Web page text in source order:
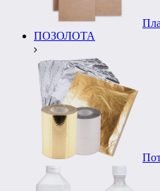
ПОЗОЛОТА